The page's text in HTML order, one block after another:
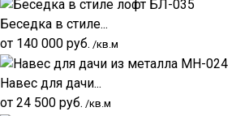
Беседка в стиле...
от 140 000 руб. /кв.м
Навес для дачи...
от 24 500 руб. /кв.м